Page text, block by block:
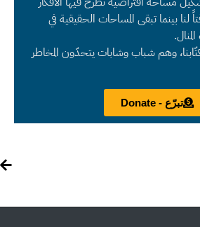
لنا بينما تبقى المساحات الحقيقية في
وهم شباب وشابات يتحدّون المخاطر
تبرّع - Donate